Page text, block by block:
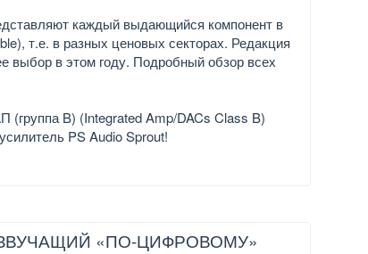
каждый выдающийся компонент в
т.е. в разных ценовых секторах. Редакция
выбор в этом году. Подробный обзор всех
(группа B) (Integrated Amp/DACs Class B)
PS Audio Sprout!
ЗВУЧАЩИЙ «ПО-ЦИФРОВОМУ»